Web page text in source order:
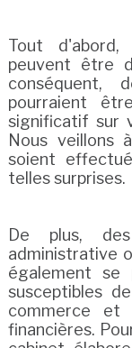
Tout d'abord,
peuvent être
conséquent,
pourraient
significatif sur
Nous veillons
soient
telles surprises.
De plus,
administrative
également se
susceptibles
commerce et
financières.